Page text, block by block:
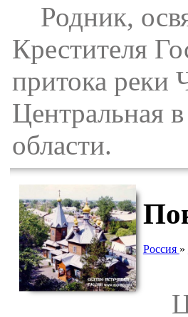
Родник,
Крестителя
притока реки
Центральная
области.
Россия »